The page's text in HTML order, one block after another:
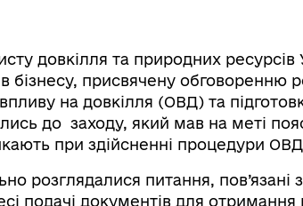
довкілля та природних ресурсів
бізнесу, присвячену обговоренню
на довкілля (ОВД) та
до заходу, який мав на меті
при здійсненні процедури
розглядалися питання,
подачі документів для